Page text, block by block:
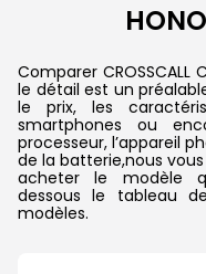
Comparer CROSSCALL
le détail est un
le prix, les
smartphones ou
processeur, l’appareil
de la batterie,nous
acheter le modèle
dessous le tableau
modèles.